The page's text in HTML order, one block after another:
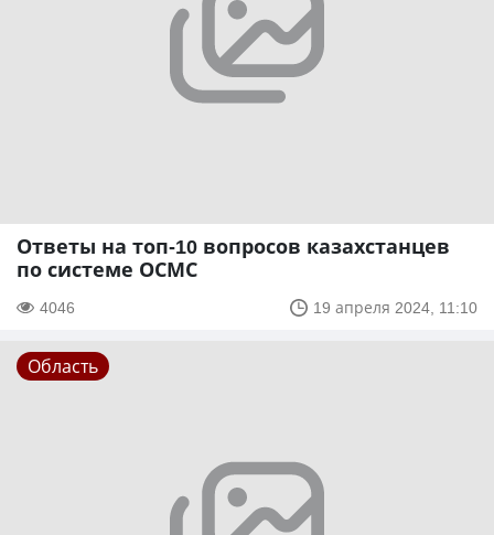
Ответы на топ-10 вопросов казахстанцев
по системе ОСМС
4046 19 апреля 2024, 11:10
Область